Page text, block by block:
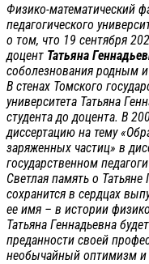
Физико-математический
педагогического
о том, что 19 сентября
доцент Татьяна
соболезнования родным
В стенах Томского
университета Татьяна
студента до доцента. В
диссертацию на тему
заряженных частиц» в
государственном
Светлая память о
сохранится в сердцах
ее имя – в истории
Татьяна Геннадьевна
преданности своей
необычайный оптимизм и